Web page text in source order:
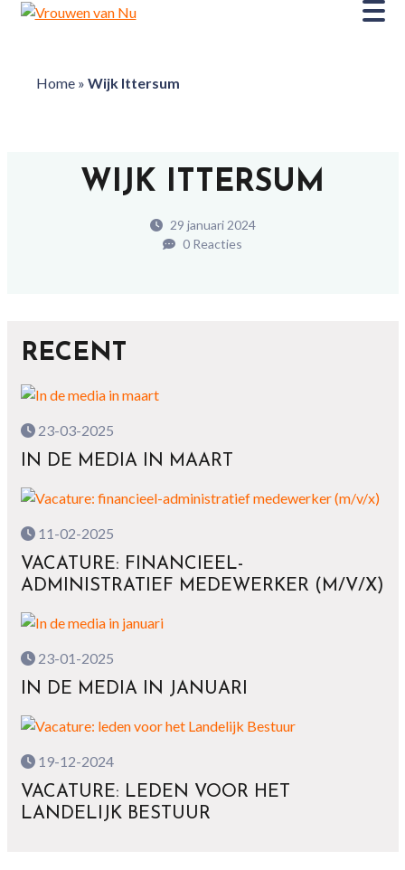
Home» Wijk Ittersum
WIJK ITTERSUM
29 januari 2024
0 Reacties
RECENT
23-03-2025
IN DE MEDIA IN MAART
11-02-2025
VACATURE: FINANCIEEL-
ADMINISTRATIEF MEDEWERKER (M/V/X)
23-01-2025
IN DE MEDIA IN JANUARI
19-12-2024
VACATURE: LEDEN VOOR HET
LANDELIJK BESTUUR